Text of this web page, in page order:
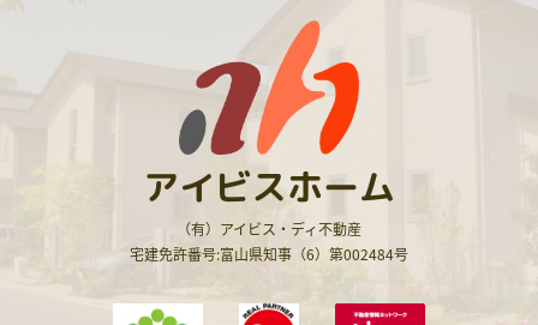
アイビスホーム
（有）アイビス・ディ不動産
宅建免許番号:富山県知事（6）第002484号